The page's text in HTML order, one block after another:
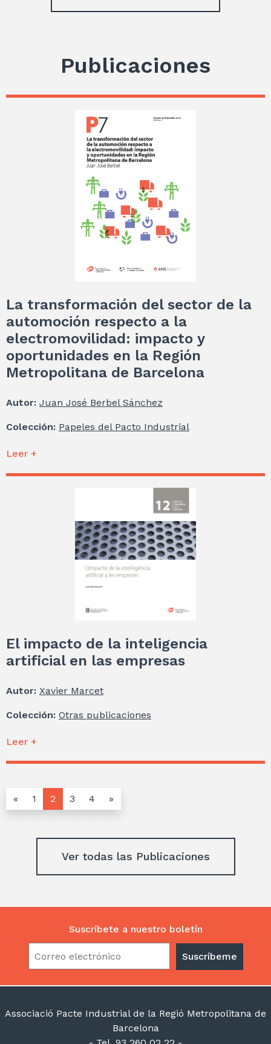
Publicaciones
La transformación del sector de la
automoción respecto a la
electromovilidad: impacto y
oportunidades en la Región
Metropolitana de Barcelona
Autor: Juan José Berbel Sánchez
Colección: Papeles del Pacto Industrial
Leer +
El impacto de la inteligencia
artificial en las empresas
Autor: Xavier Marcet
Colección: Otras publicaciones
Leer +
« 1 2 3 4 »
Ver todas las Publicaciones
Suscríbete a nuestro boletín
Associació Pacte Industrial de la Regió Metropolitana de
Barcelona